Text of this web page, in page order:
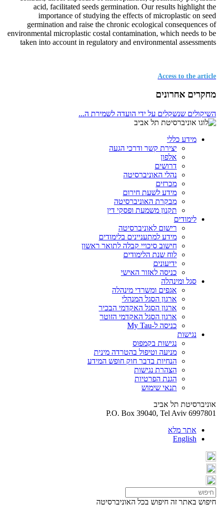
acid, facilitated seeds germination. Our results highlight the
importance of studying the effects of microplastic on seed
germination and raise the chronic ecological consequences of
environmental microplastic costal contamination, which needs to be
taken into account in regulatory and environmental assessments
Access to the article
מחקרים אחרונים
השיקולים שנשקלים על ידי הועדה לשמירת ה...
מידע כללי
יצירת קשר ודרכי הגעה
אלפון
דרושים
נהלי האוניברסיטה
מכרזים
מידע לשעת חירום
מבקרת האוניברסיטה
תקנון משמעת ופסקי דין
לימודים
רישום לאוניברסיטה
מידע למתעניינים בלימודים
חישוב סיכויי קבלה לתואר ראשון
לוח שנת הלימודים
ידיעונים
כניסה לאזור האישי
סגל ומינהלה
אגפים ומשרדי מינהלה
ארגון הסגל המנהלי
ארגון הסגל האקדמי הבכיר
ארגון הסגל האקדמי הזוטר
כניסה ל-My Tau
נגישות
נגישות בקמפוס
מניעה וטיפול בהטרדה מינית
הנחיות בדבר חוק חופש המידע
הצהרת נגישות
הגנת הפרטיות
תנאי שימוש
אוניברסיטת תל אביב
P.O. Box 39040, Tel Aviv 6997801
אתר מלא
English
חיפוש באתר זה חיפוש בכל האוניברסיטה